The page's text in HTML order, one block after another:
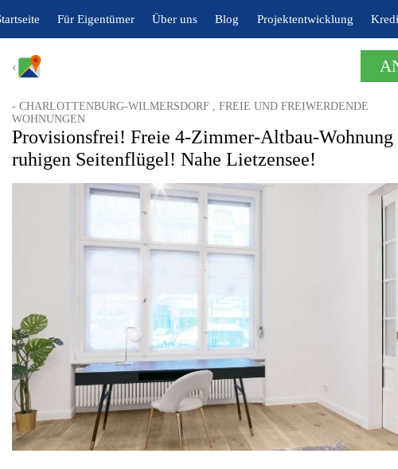
Für Eigentümer Über uns Blog Projektentwicklung
- CHARLOTTENBURG-WILMERSDORF , FREIE UND FREIWERDENDE
WOHNUNGEN
Provisionsfrei! Freie 4-Zimmer-Altbau-Wohnung
ruhigen Seitenflügel! Nahe Lietzensee!